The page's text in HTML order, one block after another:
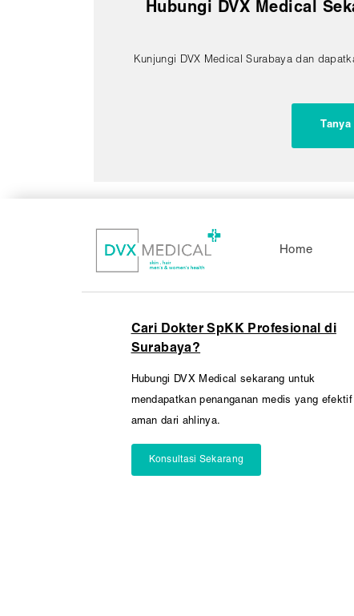
Hubungi DVX Medical
Kunjungi DVX Medical Surabaya dan
Home
Cari Dokter SpKK Profesional di
Surabaya?
Hubungi DVX Medical sekarang untuk
mendapatkan penanganan medis yang efektif
aman dari ahlinya.
Konsultasi Sekarang